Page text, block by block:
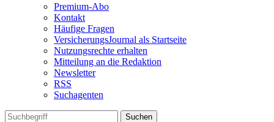
Premium-Abo
Kontakt
Häufige Fragen
VersicherungsJournal als Startseite
Nutzungsrechte erhalten
Mitteilung an die Redaktion
Newsletter
RSS
Suchagenten
Suchen